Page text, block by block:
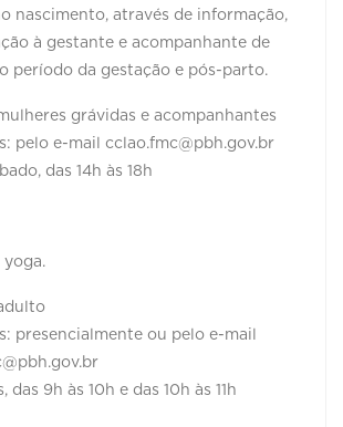
nascimento, através de informação,
à gestante e acompanhante de
período da gestação e pós-parto.
grávidas e acompanhantes
pelo e-mail cclao.fmc@pbh.gov.br
das 14h às 18h
yoga.
presencialmente ou pelo e-mail
das 9h às 10h e das 10h às 11h